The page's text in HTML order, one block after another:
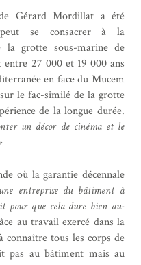
Gérard Mordillat a été
se consacrer à la
grotte sous-marine de
entre 27 000 et 19 000 ans
en face du Mucem
le fac-similé de la grotte
de la longue durée.
un décor de cinéma et le
où la garantie décennale
entreprise du bâtiment à
pour que cela dure bien au-
au travail exercé dans la
connaître tous les corps de
pas au bâtiment mais au